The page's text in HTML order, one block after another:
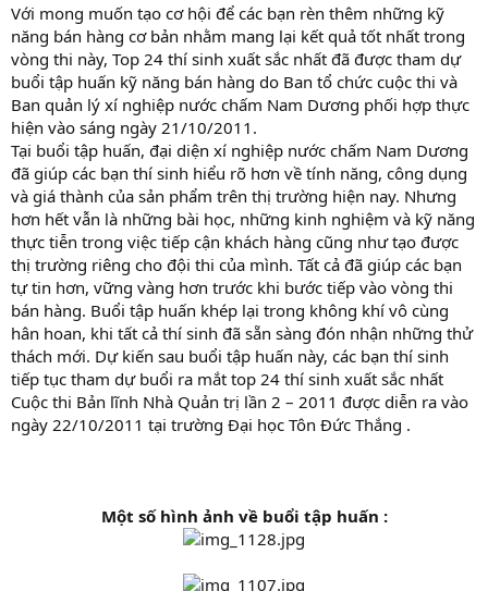
Với mong muốn tạo cơ hội để các bạn rèn thêm những kỹ
năng bán hàng cơ bản nhằm mang lại kết quả tốt nhất trong
vòng thi này, Top 24 thí sinh xuất sắc nhất đã được tham dự
buổi tập huấn kỹ năng bán hàng do Ban tổ chức cuộc thi và
Ban quản lý xí nghiệp nước chấm Nam Dương phối hợp thực
hiện vào sáng ngày 21/10/2011.
Tại buổi tập huấn, đại diện xí nghiệp nước chấm Nam Dương
đã giúp các bạn thí sinh hiểu rõ hơn về tính năng, công dụng
và giá thành của sản phẩm trên thị trường hiện nay. Nhưng
hơn hết vẫn là những bài học, những kinh nghiệm và kỹ năng
thực tiễn trong việc tiếp cận khách hàng cũng như tạo được
thị trường riêng cho đội thi của mình. Tất cả đã giúp các bạn
tự tin hơn, vững vàng hơn trước khi bước tiếp vào vòng thi
bán hàng. Buổi tập huấn khép lại trong không khí vô cùng
hân hoan, khi tất cả thí sinh đã sẵn sàng đón nhận những thử
thách mới. Dự kiến sau buổi tập huấn này, các bạn thí sinh
tiếp tục tham dự buổi ra mắt top 24 thí sinh xuất sắc nhất
Cuộc thi Bản lĩnh Nhà Quản trị lần 2 – 2011 được diễn ra vào
ngày 22/10/2011 tại trường Đại học Tôn Đức Thắng .
Một số hình ảnh về buổi tập huấn :